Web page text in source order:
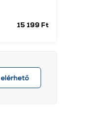
időszak
15 199 Ft